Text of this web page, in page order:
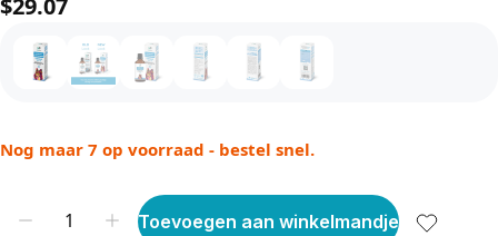
$29.07
Nog maar 7 op voorraad - bestel snel.
Toevoegen aan winkelmandje